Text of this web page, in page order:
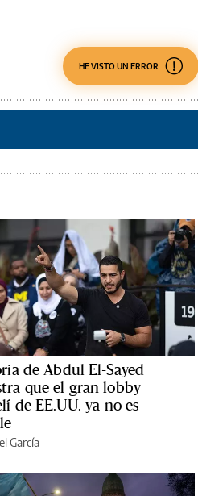
HE VISTO UN ERROR
de Abdul El-Sayed
que el gran lobby
de EE.UU. ya no es
García